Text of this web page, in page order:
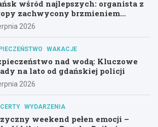
wśród najlepszych: organista z
zachwycony brzmieniem
św. Mikołaja
2026
WAKACJE
nad wodą: Kluczowe
na lato od gdańskiej policji
2026
WYDARZENIA
weekend pełen emocji –